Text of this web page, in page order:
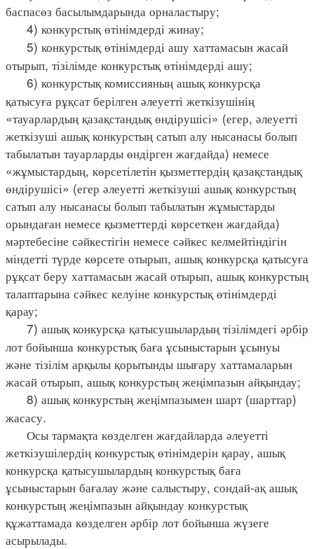
баспасөз басылымдарында орналастыру;
4) конкурстық өтінімдерді жинау;
5) конкурстық өтінімдерді ашу хаттамасын жасай
отырып, тізілімде конкурстық өтінімдерді ашу;
6) конкурстық комиссияның ашық конкурсқа
қатысуға рұқсат берілген әлеуетті жеткізушінің
«тауарлардың қазақстандық өндірушісі» (егер, әлеуетті
жеткізуші ашық конкурстың сатып алу нысанасы болып
табылатын тауарларды өндірген жағдайда) немесе
«жұмыстардың, көрсетілетін қызметтердің қазақстандық
өндірушісі» (егер әлеуетті жеткізуші ашық конкурстың
сатып алу нысанасы болып табылатын жұмыстарды
орындаған немесе қызметтерді көрсеткен жағдайда)
мәртебесіне сәйкестігін немесе сәйкес келмейтіндігін
міндетті түрде көрсете отырып, ашық конкурсқа қатысуға
рұқсат беру хаттамасын жасай отырып, ашық конкурстың
талаптарына сәйкес келуіне конкурстық өтінімдерді
қарау;
7) ашық конкурсқа қатысушылардың тізілімдегі әрбір
лот бойынша конкурстық баға ұсыныстарын ұсынуы
және тізілім арқылы қорытынды шығару хаттамаларын
жасай отырып, ашық конкурстың жеңімпазын айқындау;
8) ашық конкурстың жеңімпазымен шарт (шарттар)
жасасу.
Осы тармақта көзделген жағдайларда әлеуетті
жеткізушілердің конкурстық өтінімдерін қарау, ашық
конкурсқа қатысушылардың конкурстық баға
ұсыныстарын бағалау және салыстыру, сондай-ақ ашық
конкурстың жеңімпазын айқындау конкурстық
құжаттамада көзделген әрбір лот бойынша жүзеге
асырылады.